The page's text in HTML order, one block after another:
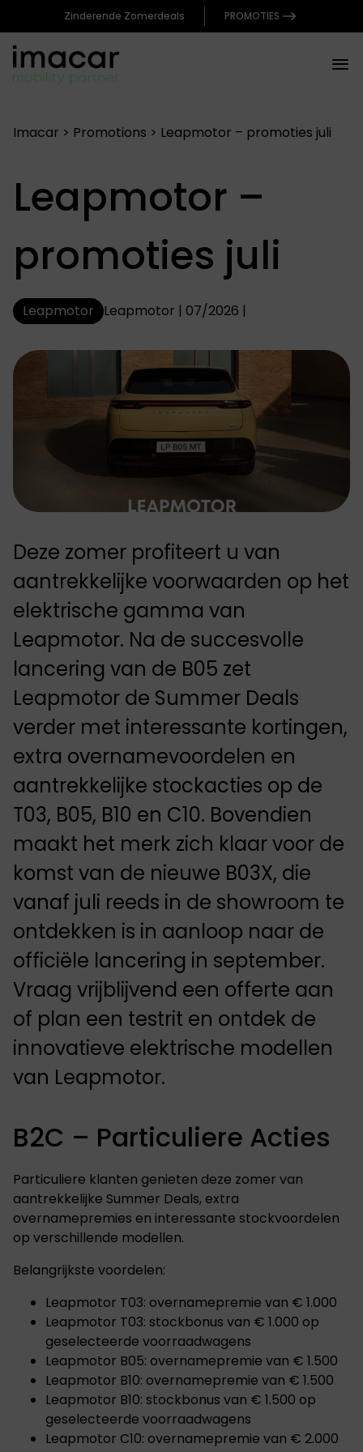
Zinderende Zomerdeals PROMOTIES
Imacar > Promotions > Leapmotor – promoties juli
Leapmotor –
promoties juli
Leapmotor Leapmotor | 07/2026 |
Deze zomer profiteert u van
aantrekkelijke voorwaarden op het
elektrische gamma van
Leapmotor. Na de succesvolle
lancering van de B05 zet
Leapmotor de Summer Deals
verder met interessante kortingen,
extra overnamevoordelen en
aantrekkelijke stockacties op de
T03, B05, B10 en C10. Bovendien
maakt het merk zich klaar voor de
komst van de nieuwe B03X, die
vanaf juli reeds in de showroom te
ontdekken is in aanloop naar de
officiële lancering in september.
Vraag vrijblijvend een offerte aan
of plan een testrit en ontdek de
innovatieve elektrische modellen
van Leapmotor.
B2C – Particuliere Acties
Particuliere klanten genieten deze zomer van
aantrekkelijke Summer Deals, extra
overnamepremies en interessante stockvoordelen
op verschillende modellen.
Belangrijkste voordelen:
Leapmotor T03: overnamepremie van € 1.000
Leapmotor T03: stockbonus van € 1.000 op
geselecteerde voorraadwagens
Leapmotor B05: overnamepremie van € 1.500
Leapmotor B10: overnamepremie van € 1.500
Leapmotor B10: stockbonus van € 1.500 op
geselecteerde voorraadwagens
Leapmotor C10: overnamepremie van € 2.000